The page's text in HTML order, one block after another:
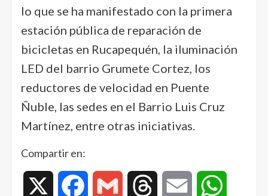
lo que se ha manifestado con la primera
estación pública de reparación de
bicicletas en Rucapequén, la iluminación
LED del barrio Grumete Cortez, los
reductores de velocidad en Puente
Ñuble, las sedes en el Barrio Luis Cruz
Martínez, entre otras iniciativas.
Compartir en:
Facebook Gmail Threads Email